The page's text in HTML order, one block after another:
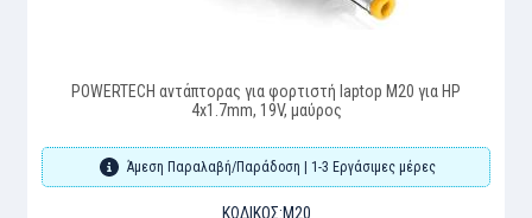
POWERTECH αντάπτορας για φορτιστή laptop M20 για HP
4x1.7mm, 19V, μαύρος
Άμεση Παραλαβή/Παράδοση | 1-3 Εργάσιμες μέρες
ΚΩΔΙΚΌΣ:M20